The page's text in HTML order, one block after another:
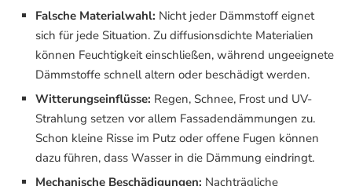
Falsche Materialwahl: Nicht jeder Dämmstoff eignet
sich für jede Situation. Zu diffusionsdichte Materialien
können Feuchtigkeit einschließen, während ungeeignete
Dämmstoffe schnell altern oder beschädigt werden.
Witterungseinflüsse: Regen, Schnee, Frost und UV-
Strahlung setzen vor allem Fassadendämmungen zu.
Schon kleine Risse im Putz oder offene Fugen können
dazu führen, dass Wasser in die Dämmung eindringt.
Mechanische Beschädigungen: Nachträgliche